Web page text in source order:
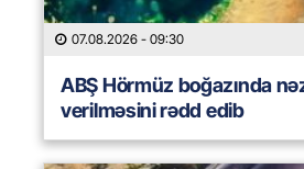
07.08.2026 - 09:30
ABŞ Hörmüz boğazında
verilməsini rədd edib